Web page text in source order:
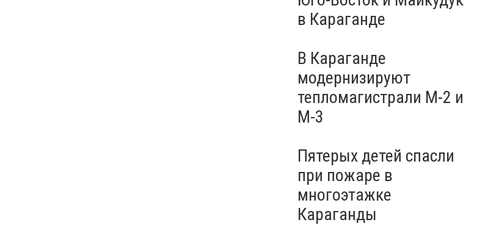
в Караганде
В Караганде
модернизируют
тепломагистрали М-2 и
М-3
Пятерых детей спасли
при пожаре в
многоэтажке
Караганды